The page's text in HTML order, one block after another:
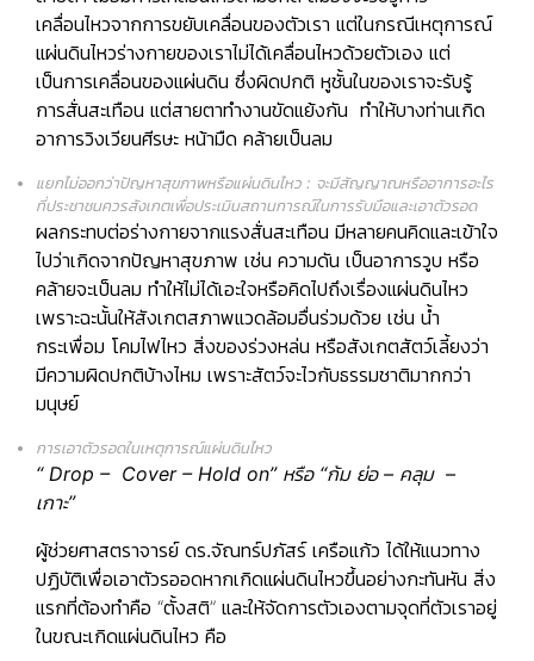
เคลื่อนไหวจากการขยับเคลื่อนของตัวเรา แต่ในกรณีเหตุการณ์
แผ่นดินไหวร่างกายของเราไม่ได้เคลื่อนไหวด้วยตัวเอง แต่
เป็นการเคลื่อนของแผ่นดิน ซึ่งผิดปกติ หูชั้นในของเราจะรับรู้
การสั่นสะเทือน แต่สายตาทำงานขัดแย้งกัน ทำให้บางท่านเกิด
อาการวิงเวียนศีรษะ หน้ามืด คล้ายเป็นลม
แยกไม่ออกว่าปัญหาสุขภาพหรือแผ่นดินไหว : จะมีสัญญาณหรืออาการอะไร
ที่ประชาชนควรสังเกตเพื่อประเมินสถานการณ์ในการรับมือและเอาตัวรอด
ผลกระทบต่อร่างกายจากแรงสั่นสะเทือน มีหลายคนคิดและเข้าใจ
ไปว่าเกิดจากปัญหาสุขภาพ เช่น ความดัน เป็นอาการวูบ หรือ
คล้ายจะเป็นลม ทำให้ไม่ได้เอะใจหรือคิดไปถึงเรื่องแผ่นดินไหว
เพราะฉะนั้นให้สังเกตสภาพแวดล้อมอื่นร่วมด้วย เช่น น้ำ
กระเพื่อม โคมไฟไหว สิ่งของร่วงหล่น หรือสังเกตสัตว์เลี้ยงว่า
มีความผิดปกติบ้างไหม เพราะสัตว์จะไวกับธรรมชาติมากกว่า
มนุษย์
การเอาตัวรอดในเหตุการณ์แผ่นดินไหว
“ Drop – Cover – Hold on” หรือ “ก้ม ย่อ – คลุม –
เกาะ”
ผู้ช่วยศาสตราจารย์ ดร.จัณทร์ปภัสร์ เครือแก้ว ได้ให้แนวทาง
ปฏิบัติเพื่อเอาตัวรออดหากเกิดแผ่นดินไหวขึ้นอย่างกะทันหัน สิ่ง
แรกที่ต้องทำคือ “ตั้งสติ” และให้จัดการตัวเองตามจุดที่ตัวเราอยู่
ในขณะเกิดแผ่นดินไหว คือ